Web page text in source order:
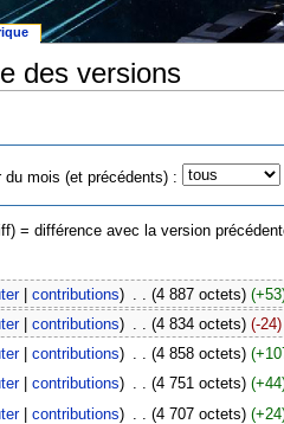
des versions
du mois (et précédents) :
= différence avec la version
|contributions) (4 887 octets)
|contributions) . . (4 834 octets) (-24)‎
|contributions) . . (4 858 octets)
|contributions) . . (4 751 octets)
|contributions) (4 707 octets)